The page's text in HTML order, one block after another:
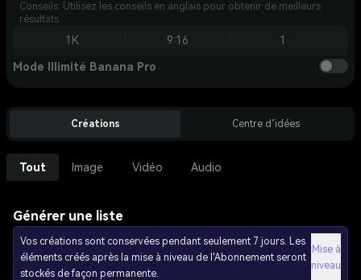
Conseils: Utilisez les conseils en anglais pour obtenir de meilleurs
résultats.
1K 9:16 1
Mode Illimité Banana Pro
Créations Centre d’idées
Tout Image Vidéo Audio
Générer une liste
Vos créations sont conservées pendant seulement 7 jours. Les
éléments créés après la mise à niveau de l'Abonnement seront
stockés de façon permanente.
Mise à
niveau